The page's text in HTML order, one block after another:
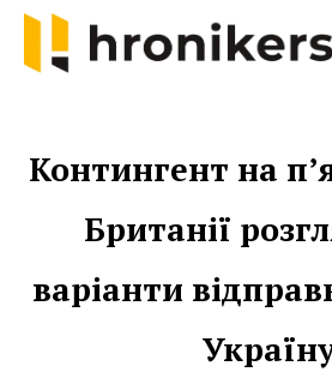
Skip
content
Контингент на
Британії
варіанти